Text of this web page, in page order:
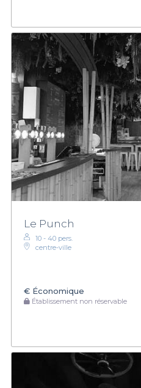
Le Punch
10 - 40 pers.
centre-ville
€ Économique
Établissement non réservable